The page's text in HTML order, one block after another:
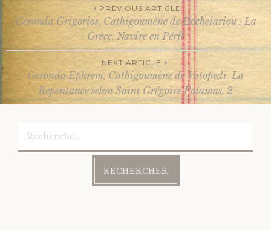
Post
navigation
PREVIOUS ARTICLE
Geronda Grigorios, Cathigoumène de Docheiariou : La
Grèce, Navire en Péril
NEXT ARTICLE
Geronda Ephrem, Cathigoumène de Vatopedi. La
Repentance selon Saint Grégoire Palamas. 2